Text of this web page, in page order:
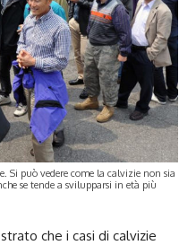
può vedere come la calvizie non sia
se tende a svilupparsi in età più
che i casi di calvizie